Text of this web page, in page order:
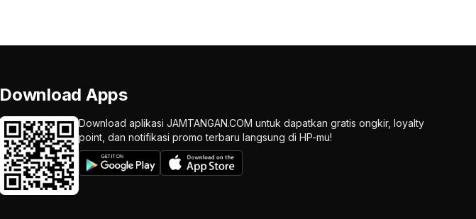
Download Apps
Download aplikasi JAMTANGAN.COM untuk dapatkan gratis ongkir, loyalty
point, dan notifikasi promo terbaru langsung di HP-mu!